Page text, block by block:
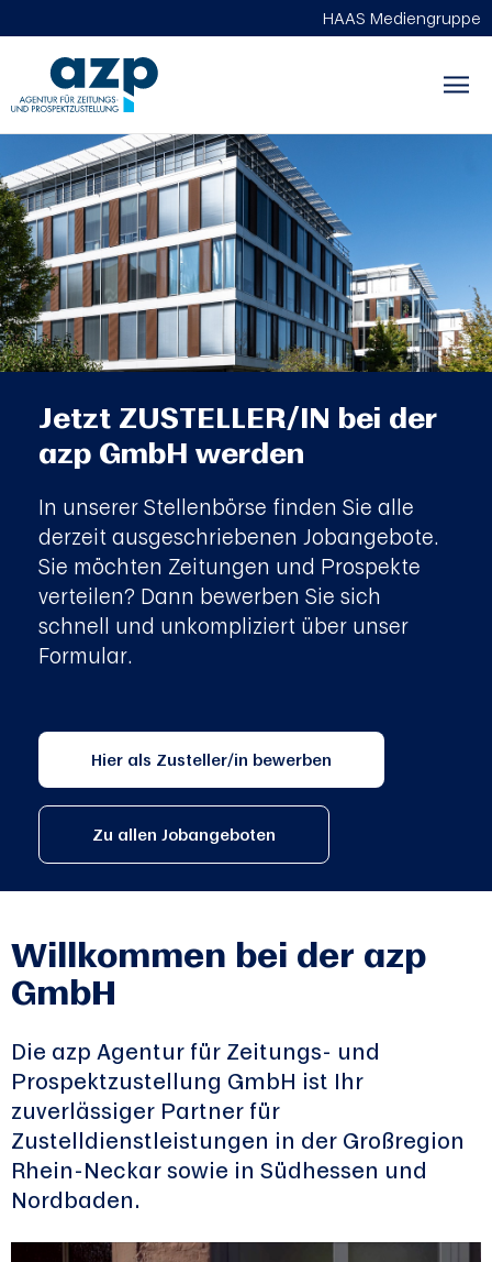
HAAS Mediengruppe
Jetzt ZUSTELLER/IN bei der
azp GmbH werden
In unserer Stellenbörse finden Sie alle
derzeit ausgeschriebenen Jobangebote.
Sie möchten Zeitungen und Prospekte
verteilen? Dann bewerben Sie sich
schnell und unkompliziert über unser
Formular.
Hier als Zusteller/in bewerben
Zu allen Jobangeboten
Willkommen bei der azp
GmbH
Die azp Agentur für Zeitungs- und
Prospektzustellung GmbH ist Ihr
zuverlässiger Partner für
Zustelldienstleistungen in der Großregion
Rhein-Neckar sowie in Südhessen und
Nordbaden.